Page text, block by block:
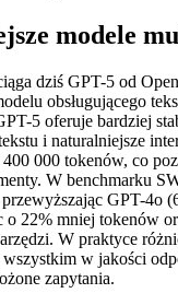
modele
dziś GPT-5 od
obsługującego
5 oferuje bardziej
i naturalniejsze
400 000 tokenów, co
W benchmarku
GPT-4o
o 22% mniej tokenów
W praktyce
w jakości
zapytania.